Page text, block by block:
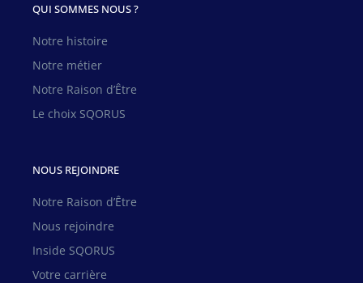
QUI SOMMES NOUS ?
Notre histoire
Notre métier
Notre Raison d’Être
Le choix SQORUS
NOUS REJOINDRE
Notre Raison d’Être
Nous rejoindre
Inside SQORUS
Votre carrière